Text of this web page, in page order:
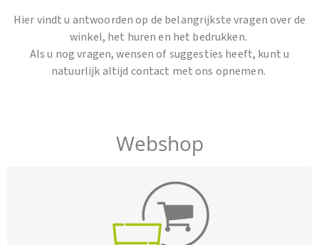
Hier vindtu antwoorden op de belangrijkste vragen over de
winkel, het huren en het bedrukken.
Alsu nog vragen, wensen of suggesties heeft, kunt u
natuurlijk altijd contact met ons opnemen.
Webshop
Verzendkosten, levertijd & betaalmethode